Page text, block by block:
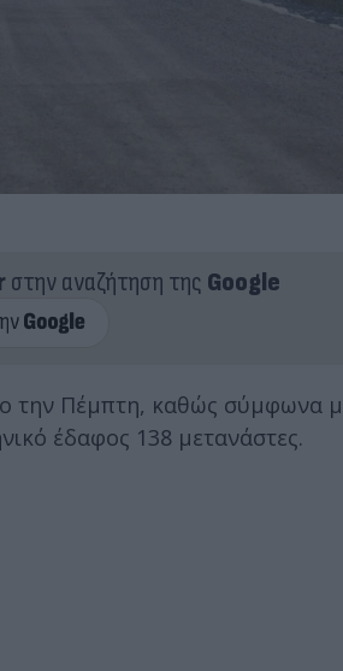
στην αναζήτηση της Google
την Πέμπτη, καθώς σύμφωνα
έδαφος 138 μετανάστες.